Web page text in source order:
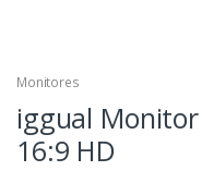
Monitores
iggual
16:9 HD